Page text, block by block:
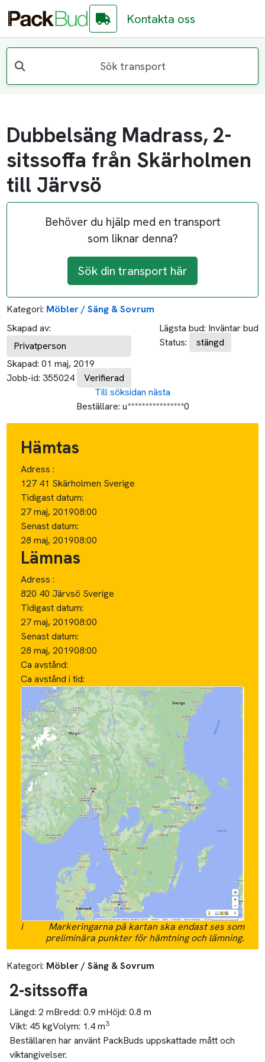
Kontakta oss
Sök transport
Dubbelsäng Madrass, 2-
sitssoffa från Skärholmen
till Järvsö
Behöver du hjälp med en transport
som liknar denna?
Sök din transport här
Kategori: Möbler / Säng & Sovrum
Skapad av:
Privatperson
Skapad: 01 maj, 2019
Jobb-id: 355024 Verifierad
Lägsta bud: Inväntar bud
Status:
stängd
Till söksidan nästa
Beställare: u****************0
Hämtas
Adress :
127 41 Skärholmen Sverige
Tidigast datum:
27 maj, 201908:00
Senast datum:
28 maj, 201908:00
Lämnas
Adress :
820 40 Järvsö Sverige
Tidigast datum:
27 maj, 201908:00
Senast datum:
28 maj, 201908:00
Ca avstånd:
Ca avstånd i tid:
i
Markeringarna på kartan ska endast ses som
preliminära punkter för hämtning och lämning.
Kategori: Möbler / Säng & Sovrum
2-sitssoffa
Längd: 2 mBredd: 0.9 mHöjd: 0.8 m
Vikt: 45 kgVolym: 1.4 m3
Beställaren har använt PackBuds uppskattade mått och
viktangivelser.